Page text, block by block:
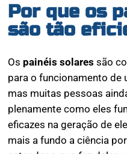
Por que os
são tão
Os painéis solares são
para o funcionamento de
mas muitas pessoas
plenamente como eles
eficazes na geração de
mais a fundo a ciência